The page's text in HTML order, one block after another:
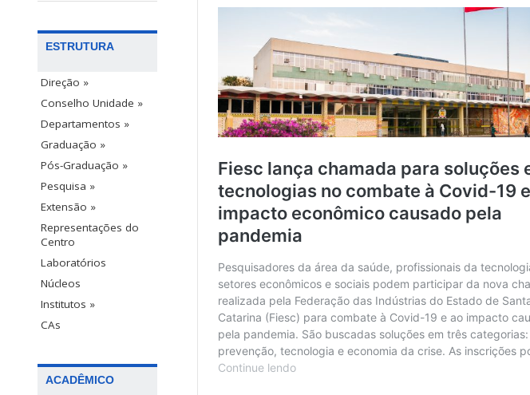
ESTRUTURA
Direção »
Conselho Unidade »
Departamentos »
Graduação »
Pós-Graduação »
Pesquisa »
Extensão »
Representações do
Centro
Laboratórios
Núcleos
Institutos »
CAs
ACADÊMICO